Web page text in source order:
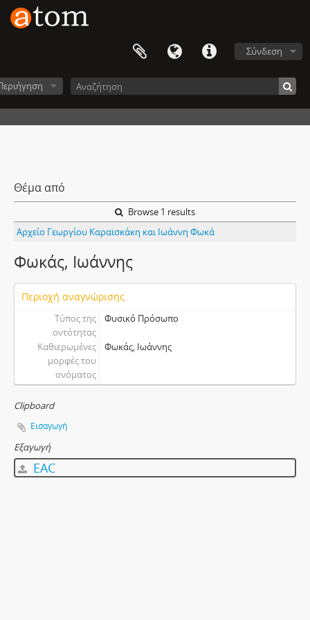
Σύνδεση
Θέμα από
Browse 1 results
Αρχείο Γεωργίου Καραϊσκάκη και Ιωάννη Φωκά
Φωκάς, Ιωάννης
Περιοχή αναγνώρισης
Τύπος της
οντότητας
Φυσικό Πρόσωπο
Καθιερωμένες
μορφές του
ονόματος
Φωκάς, Ιωάννης
Clipboard
Εισαγωγή
Εξαγωγή
EAC